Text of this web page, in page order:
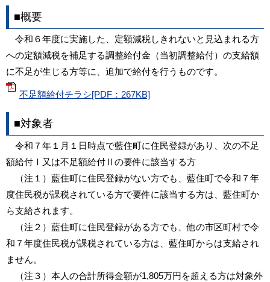
■概要
令和６年度に実施した、定額減税しきれないと見込まれる方
への定額減税を補足する調整給付金（当初調整給付）の支給額
に不足が生じる方等に、追加で給付を行うものです。
不足額給付チラシ[PDF：267KB]
■対象者
令和７年１月１日時点で藍住町に住民登録があり、次の不足
額給付Ⅰ又は不足額給付Ⅱの要件に該当する方
（注１）藍住町に住民登録がない方でも、藍住町で令和７年
度住民税が課税されている方で要件に該当する方は、藍住町か
ら支給されます。
（注２）藍住町に住民登録がある方でも、他の市区町村で令
和７年度住民税が課税されている方は、藍住町からは支給され
ません。
（注３）本人の合計所得金額が1,805万円を超える方は対象外